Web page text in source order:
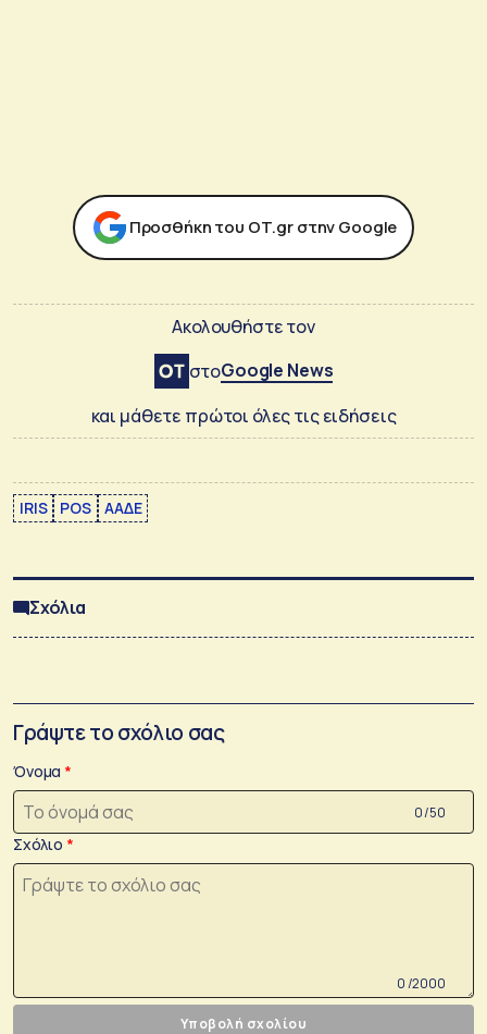
Προσθήκη του ΟΤ.gr στην Google
Ακολουθήστε τον
στοGoogle News
και μάθετε πρώτοι όλες τις ειδήσεις
IRIS POS ΑΑΔΕ
Σχόλια
Γράψτε το σχόλιο σας
Όνομα
0 /50
Σχόλιο
0 /2000
Υποβολή σχολίου